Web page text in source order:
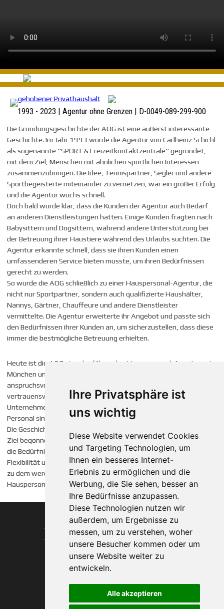
Ihre Privatsphäre ist
uns wichtig
Diese Website verwendet Cookies
und Targeting Technologien, um
Ihnen ein besseres Internet-
Erlebnis zu ermöglichen und die
Werbung, die Sie sehen, besser an
Ihre Bedürfnisse anzupassen.
Diese Technologien nutzen wir
außerdem, um Ergebnisse zu
messen, um zu verstehen, woher
unsere Besucher kommen oder um
unsere Website weiter zu
entwickeln.
Alle akzeptieren
1993 - 2023 | Agentur ohne Grenzen | D-0049-089-299-900
Die Gründungsgeschichte der AOG ist eine äußerst interessante
Geschichte. Im Jahr 1993 wurde die Agentur von Carlheinz Schichl
als sogenannte "SPORT & Freizeitkontaktzentrale" gegründet,
mit dem Ziel, Menschen mit ähnlichen sportlichen Interessen
zusammenzubringen. Die Idee, Tennispartner, Segler und andere
Sportbegeisterte miteinander zu vernetzen, war ein großer Erfolg
und die Agentur wuchs schnell.
Doch bald wurde klar, dass die Kunden der Agentur auch Bedarf
an anderen Dienstleistungen hatten. Einige Kunden fragten nach
Babysittern und Dogsittern, während andere Unterstützung bei
der Betreuung ihrer Haustiere während des Urlaubs suchten. Die
Agentur erkannte schnell, dass sie ihren Kunden einen
umfassenderen Service bieten musste, um ihren Bedürfnissen
gerecht zu werden.
So wurde die AOG schließlich zu einer Hauspersonal-Agentur, die
nicht nur Sportpartner, sondern auch qualifizierte Haushälter,
Nannys, Gärtner, Chauffeure und andere Dienstleister
vermittelte. Die Agentur erweiterte ihr Angebot und passte sich
den Bedürfnissen ihrer Kunden an, um sicherzustellen, dass diese
immer die bestmögliche Betreuung erhielten.
Heute ist die AOG eine der führenden Hauspersonal-Agenturen in
München und bietet einen maßgeschneiderten Service für
anspruchsvolle Kunden an. Die Agentur hat sich zu einem
vertrauenswürdigen Partner für Familien, Einzelpersonen und
Unternehmen entwickelt, die auf der Suche nach qualifiziertem
Personal sind.
Die Geschichte der AOG zeigt, dass eine Idee, die mit einem klaren
Ziel begonnen hat, sich im Laufe der Zeit weiterentwickeln und an
die Bedürfnisse der Kunden angepasst werden muss. Dank der
Flexibilität und Anpassungsfähigkeit der AOG konnte die Agentur
zu dem werden, was sie heute ist: eine der führenden
Hauspersonal-Agenturen in München.
Agentur ohne
Grenzen
seit 1993
Datenschutzerklärung